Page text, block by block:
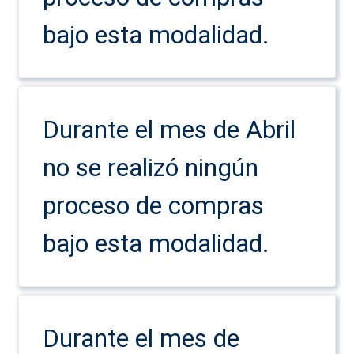
bajo esta modalidad.
Durante el mes de Abril
no se realizó ningún
proceso de compras
bajo esta modalidad.
Durante el mes de